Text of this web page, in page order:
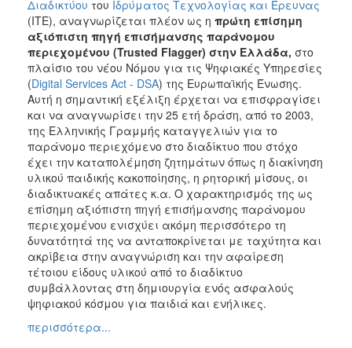
Διαδικτύου του Ιδρύματος Τεχνολογίας και Έρευνας
(ΙΤΕ), αναγνωρίζεται πλέον ως η πρώτη επίσημη
αξιόπιστη πηγή επισήμανσης παράνομου
περιεχομένου (Trusted Flagger) στην Ελλάδα, στο
πλαίσιο του νέου Νόμου για τις Ψηφιακές Υπηρεσίες
(Digital Services Act - DSA) της Ευρωπαϊκής Ένωσης.
Αυτή η σημαντική εξέλιξη έρχεται να επισφραγίσει
και να αναγνωρίσει την 25 ετή δράση, από το 2003,
της Ελληνικής Γραμμής καταγγελιών για το
παράνομο περιεχόμενο στο διαδίκτυο που στόχο
έχει την καταπολέμηση ζητημάτων όπως η διακίνηση
υλικού παιδικής κακοποίησης, η ρητορική μίσους, οι
διαδικτυακές απάτες κ.α. Ο χαρακτηρισμός της ως
επίσημη αξιόπιστη πηγή επισήμανσης παράνομου
περιεχομένου ενισχύει ακόμη περισσότερο τη
δυνατότητά της να ανταποκρίνεται με ταχύτητα και
ακρίβεια στην αναγνώριση και την αφαίρεση
τέτοιου είδους υλικού από το διαδίκτυο
συμβάλλοντας στη δημιουργία ενός ασφαλούς
ψηφιακού κόσμου για παιδιά και ενήλικες.
περισσότερα...